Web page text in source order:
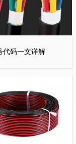
代码一文详解